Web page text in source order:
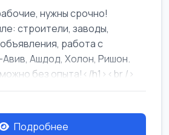
нужны срочно!
строители, заводы,
работа с
Ашдод, Холон, Ришон.
без опыта!</h1><br />
Подробнее